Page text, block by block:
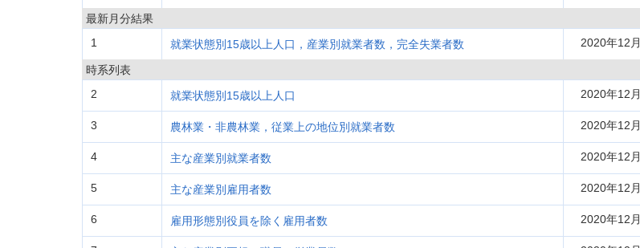
最新月分結果
1
就業状態別15歳以上人口，産業別就業者数，完全失業者数 2020年12月
時系列表
2
就業状態別15歳以上人口 2020年12月
3 農林業・非農林業，従業上の地位別就業者数 2020年12月
4 主な産業別就業者数 2020年12月
5 主な産業別雇用者数 2020年12月
6 雇用形態別役員を除く雇用者数 2020年12月